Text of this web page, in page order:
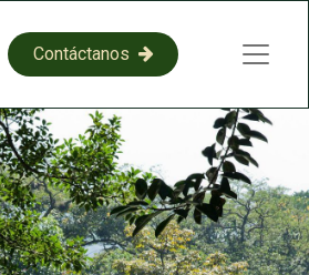
​​C​​on​​​​​​​​tácta​​​​​​​​​​​​​​​​​​​​​​no​​​​s​​